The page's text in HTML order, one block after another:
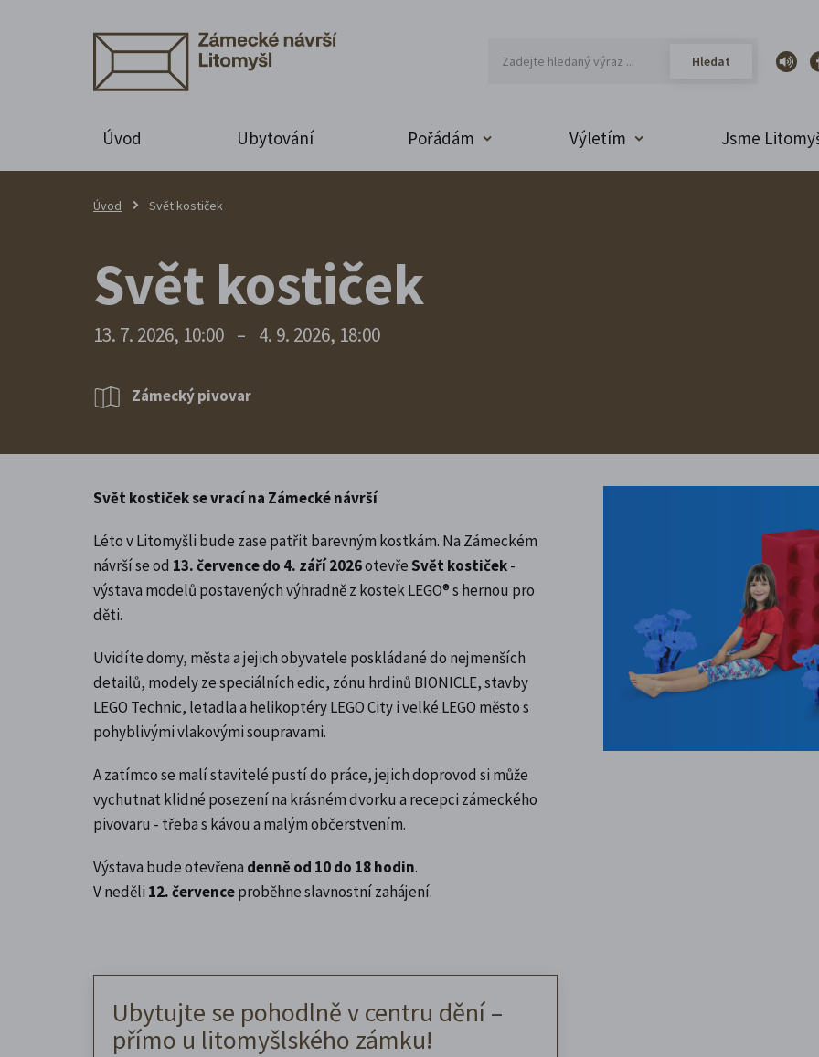
Úvod Ubytování Pořádám Výletím Jsme
Úvod Svět kostiček
Svět kostiček
13. 7. 2026, 10:00 – 4. 9. 2026, 18:00
Zámecký pivovar
Svět kostiček se vrací na Zámecké návrší
Léto v Litomyšli bude zase patřit barevným kostkám. Na Zámeckém
návrší se od 13. července do 4. září 2026otevřeSvět kostiček-
výstava modelů postavených výhradně z kostek LEGO® s hernou pro
děti.
Uvidíte domy, města a jejich obyvatele poskládané do nejmenších
detailů, modely ze speciálních edic, zónu hrdinů BIONICLE, stavby
LEGO Technic, letadla a helikoptéry LEGO City i velké LEGO město s
pohyblivými vlakovými soupravami.
A zatímco se malí stavitelé pustí do práce, jejich doprovod si může
vychutnat klidné posezení na krásném dvorku a recepci zámeckého
pivovaru - třeba s kávou a malým občerstvením.
Výstava bude otevřena denně od 10 do 18 hodin.
V neděli 12. červenceproběhne slavnostní zahájení.
Ubytujte se pohodlně v centru dění –
přímo u litomyšlského zámku!